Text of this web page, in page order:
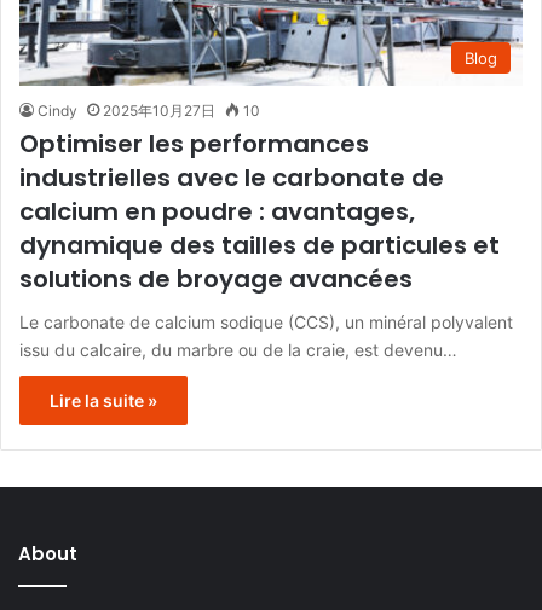
Blog
Cindy 2025年10月27日 10
Optimiser les performances
industrielles avec le carbonate de
calcium en poudre : avantages,
dynamique des tailles de particules et
solutions de broyage avancées
Le carbonate de calcium sodique (CCS), un minéral polyvalent
issu du calcaire, du marbre ou de la craie, est devenu…
Lire la suite »
About